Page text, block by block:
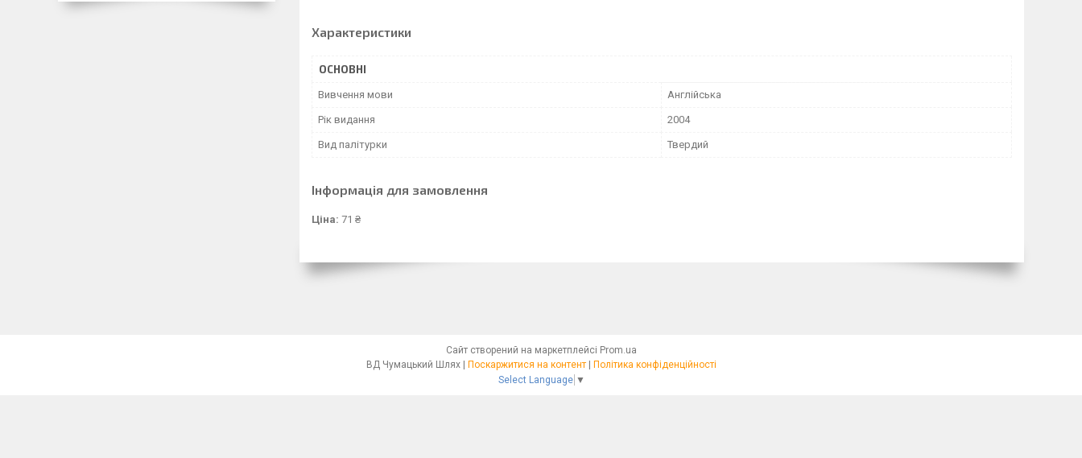
Характеристики
ОСНОВНІ
Вивчення мови Англійська
Рік видання 2004
Вид палітурки Твердий
Інформація для замовлення
Ціна: 71 ₴
Сайт створений на маркетплейсі Prom.ua
Поскаржитися на контент
Політика конфіденційності
Select Language ▼